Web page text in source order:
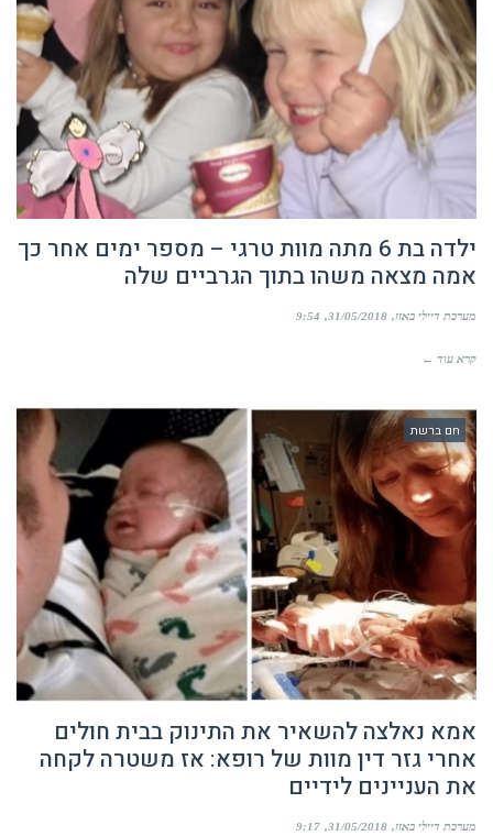
ילדה בת 6 מתה מוות טרגי – מספר ימים אחר כך
אמה מצאה משהו בתוך הגרביים שלה
מערכת דיילי באזז 31/05/2018
9:54
קרא עוד ←
חם ברשת
אמא נאלצה להשאיר את התינוק בבית חולים
אחרי גזר דין מוות של רופא: אז משטרה לקחה
את העניינים לידיים
מערכת דיילי באזז 31/05/2018
9:17